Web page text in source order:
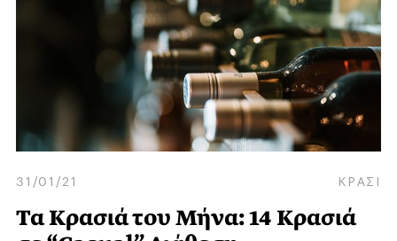
31/01/21 ΚΡΑΣΙ
Τα Κρασιά του Μήνα: 14 Κρασιά